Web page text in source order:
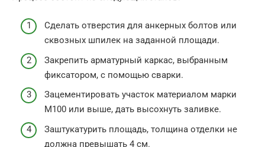
Сделать отверстия для анкерных болтов или
сквозных шпилек на заданной площади.
Закрепить арматурный каркас, выбранным
фиксатором, с помощью сварки.
Зацементировать участок материалом марки
М100 или выше, дать высохнуть заливке.
Заштукатурить площадь, толщина отделки не
должна превышать 4 см.